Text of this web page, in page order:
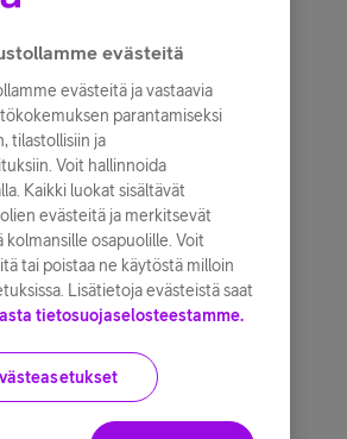
evästeitä
evästeitä ja vastaavia
parantamiseksi
tilastollisiin ja
Voit hallinnoida
Kaikki luokat sisältävät
evästeitä ja merkitsevät
osapuolille. Voit
tai poistaa ne käytöstä milloin
Lisätietoja evästeistä saat
tietosuojaselosteestamme.